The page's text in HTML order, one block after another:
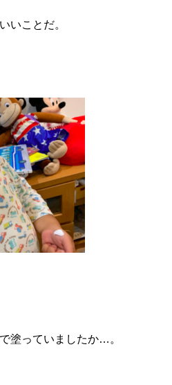
いことだ。
塗っていましたか…。